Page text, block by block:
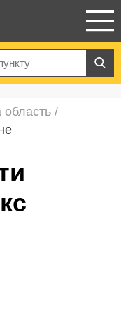
область /